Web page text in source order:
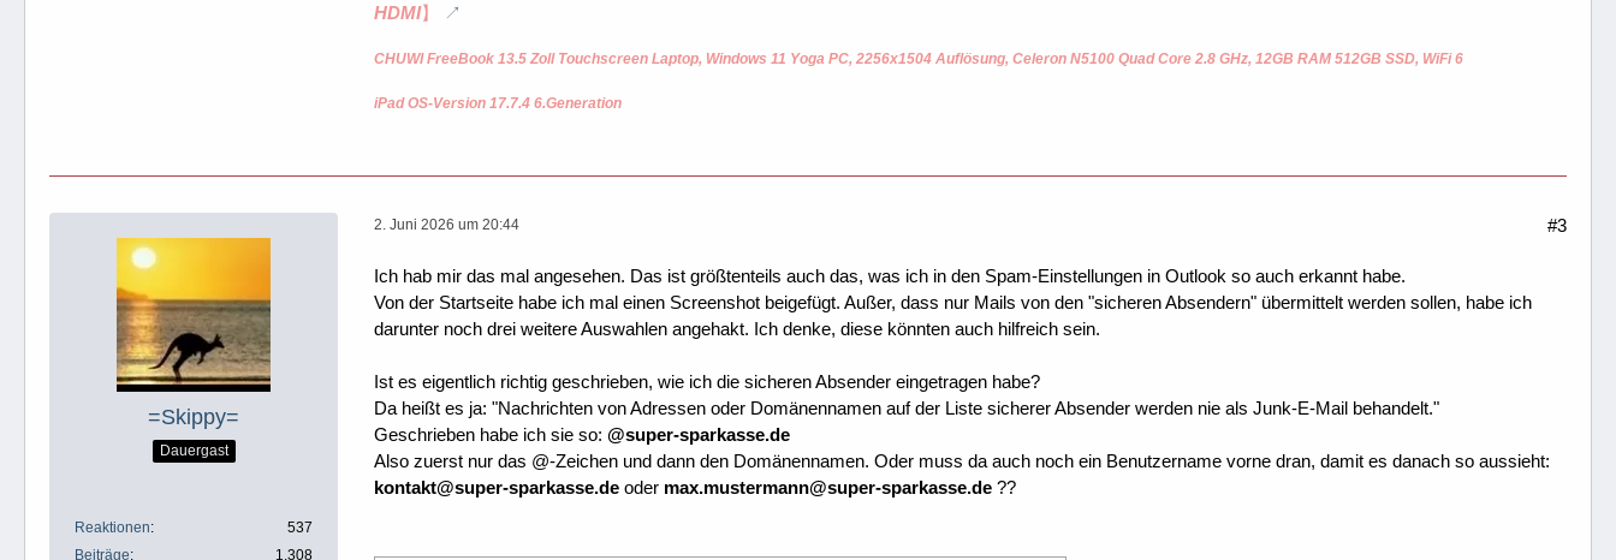
HDMI】
CHUWI FreeBook 13.5 Zoll Touchscreen Laptop, Windows 11 Yoga PC, 2256x1504 Auflösung, Celeron N5100 Quad Core 2.8 GHz, 12GB RAM 512GB SSD, WiFi 6
iPad OS-Version 17.7.4 6.Generation
=Skippy=
Dauergast
Reaktionen
537
Beiträge
1.308
2. Juni 2026 um 20:44 #3
Ich hab mir das mal angesehen. Das ist größtenteils auch das, was ich in den Spam-Einstellungen in Outlook so auch erkannt habe.
Von der Startseite habe ich mal einen Screenshot beigefügt. Außer, dass nur Mails von den "sicheren Absendern" übermittelt werden sollen, habe ich
darunter noch drei weitere Auswahlen angehakt. Ich denke, diese könnten auch hilfreich sein.
Ist es eigentlich richtig geschrieben, wie ich die sicheren Absender eingetragen habe?
Da heißt es ja: "Nachrichten von Adressen oder Domänennamen auf der Liste sicherer Absender werden nie als Junk-E-Mail behandelt."
Geschrieben habe ich sie so: @super-sparkasse.de
Also zuerst nur das @-Zeichen und dann den Domänennamen. Oder muss da auch noch ein Benutzername vorne dran, damit es danach so aussieht:
kontakt@super-sparkasse.de oder max.mustermann@super-sparkasse.de ??